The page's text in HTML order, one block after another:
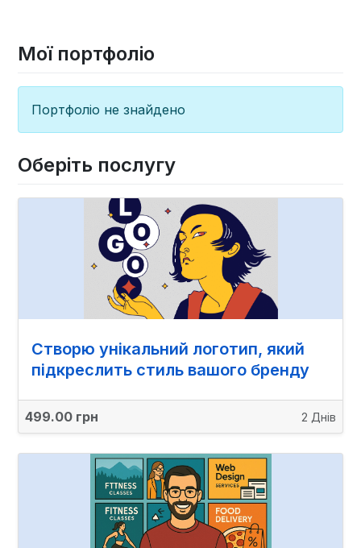
Мої портфоліо
Портфоліо не знайдено
Оберіть послугу
Створю унікальний логотип, який
підкреслить стиль вашого бренду
499.00 грн 2 Днів